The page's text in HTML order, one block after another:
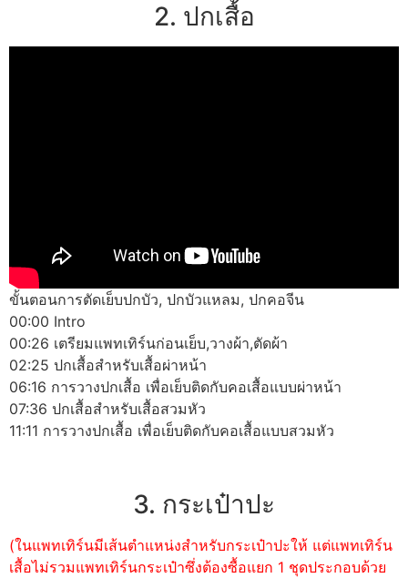
2. ปกเสื้อ
ขั้นตอนการตัดเย็บปกบัว, ปกบัวแหลม, ปกคอจีน
00:00 Intro
00:26 เตรียมแพทเทิร์นก่อนเย็บ,วางผ้า,ตัดผ้า
02:25 ปกเสื้อสำหรับเสื้อผ่าหน้า
06:16 การวางปกเสื้อ เพื่อเย็บติดกับคอเสื้อแบบผ่าหน้า
07:36 ปกเสื้อสำหรับเสื้อสวมหัว
11:11 การวางปกเสื้อ เพื่อเย็บติดกับคอเสื้อแบบสวมหัว
3. กระเป๋าปะ
(ในแพทเทิร์นมีเส้นตำแหน่งสำหรับกระเป๋าปะให้ แต่แพทเทิร์น
เสื้อไม่รวมแพทเทิร์นกระเป๋าซึ่งต้องซื้อแยก 1 ชุดประกอบด้วย